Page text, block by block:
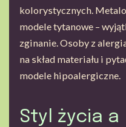
kolorystycznych.
modele tytanowe –
zginanie. Osoby z
na skład materiału i
modele hipoalergiczne.
Styl życia a